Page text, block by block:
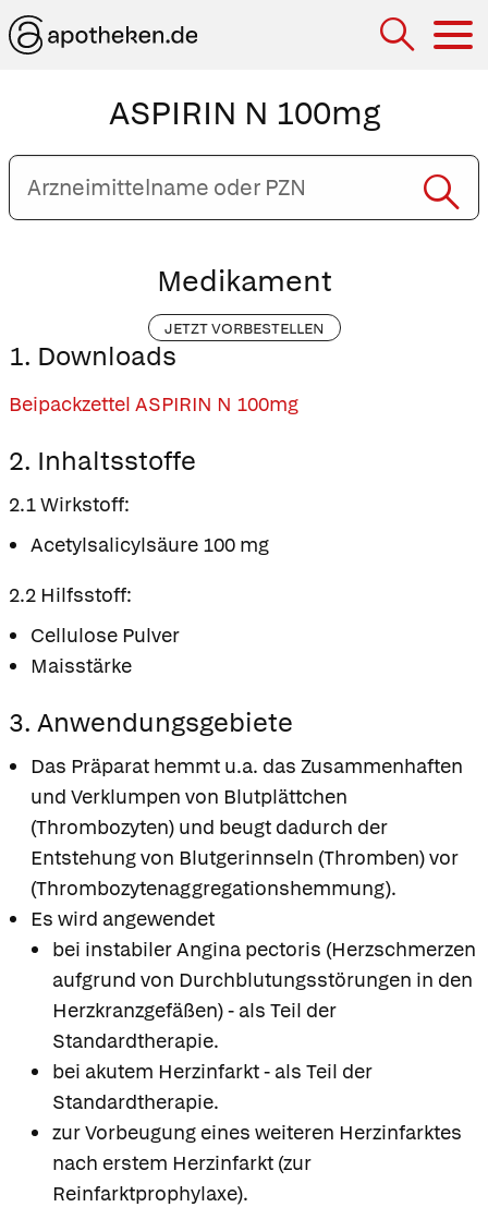
ASPIRIN N 100mg
Arzneimittelname
oder
PZN
Medikament
JETZT VORBESTELLEN
1. Downloads
Beipackzettel ASPIRIN N 100mg
2. Inhaltsstoffe
2.1 Wirkstoff:
Acetylsalicylsäure 100 mg
2.2 Hilfsstoff:
Cellulose Pulver
Maisstärke
3. Anwendungsgebiete
Das Präparat hemmt u.a. das Zusammenhaften
und Verklumpen von Blutplättchen
(Thrombozyten) und beugt dadurch der
Entstehung von Blutgerinnseln (Thromben) vor
(Thrombozytenaggregationshemmung).
Es wird angewendet
bei instabiler Angina pectoris (Herzschmerzen
aufgrund von Durchblutungsstörungen in den
Herzkranzgefäßen) - als Teil der
Standardtherapie.
bei akutem Herzinfarkt - als Teil der
Standardtherapie.
zur Vorbeugung eines weiteren Herzinfarktes
nach erstem Herzinfarkt (zur
Reinfarktprophylaxe).